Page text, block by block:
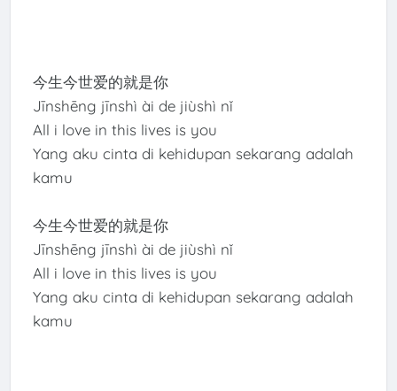
今生今世爱的就是你
Jīnshēng jīnshì ài de jiùshì nǐ
All i love in this lives is you
Yang aku cinta di kehidupan sekarang adalah
kamu
今生今世爱的就是你
Jīnshēng jīnshì ài de jiùshì nǐ
All i love in this lives is you
Yang aku cinta di kehidupan sekarang adalah
kamu